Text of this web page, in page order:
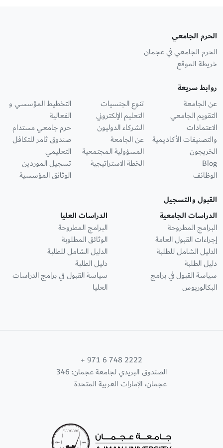
الحرم الجامعي
الحرم الجامعي في عجمان
خريطة الموقع
روابط سريعة
عن الجامعة
التقويم الجامعي
الاعتمادات
والتصنيفات الأكاديمية
الخريجون
Blog
الوظائف
تنوع الجنسيات
التعليم الإلكتروني
الشركاء الدوليون
عن الجامعة
المسؤولية المجتمعية
الخطة الاستراتيجية
التخطيط المؤسسي و
الفعالية
حرم جامعي مستدام
صندوق ثامر للتكافل
التعليمي
تسجيل الموردين
الوثائق المؤسسية
القبول والتسجيل
الدراسات الجامعية
البرامج المطروحة
إجراءات القبول العامة
الدليل الشامل للطلبة
دليل الطلبة
سياسة القبول في برامج
البكالوريوس
الدراسات العليا
البرامج المطروحة
الوثائق المطلوبة
الدليل الشامل للطلبة
دليل الطلبة
سياسة القبول في برامج الدراسات
العليا
+ 971 6 748 2222
الصندوق البريدي لجامعة عجمان: 346
عجمان، الإمارات العربية المتحدة